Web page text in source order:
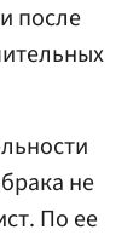
после
не
По ее